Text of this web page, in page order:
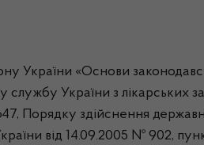
України «Основи
України з лікарських
Порядку здійснення
від 14.09.2005 № 902,